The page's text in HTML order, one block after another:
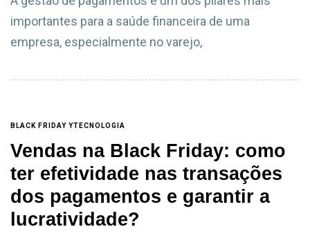
importantes para a saúde financeira de uma
empresa, especialmente no varejo,
BLACK FRIDAY YTECNOLOGIA
Vendas na Black Friday: como
ter efetividade nas transações
dos pagamentos e garantir a
lucratividade?